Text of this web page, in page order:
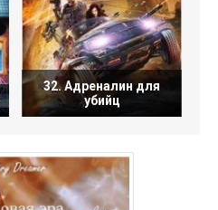
32. Адреналин для
убийц